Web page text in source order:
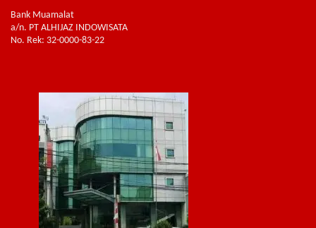
Bank Muamalat
a/n. PT ALHIJAZ INDOWISATA
No. Rek: 32-0000-83-22